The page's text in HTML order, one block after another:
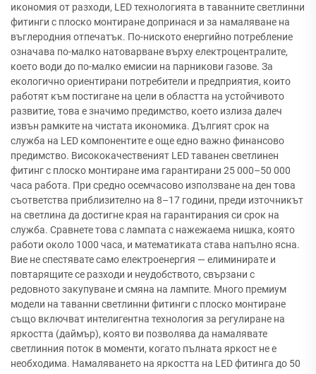
икономия от разходи, LED технологията в таванните светлинни
фитинги с плоско монтиране допринася и за намаляване на
въглеродния отпечатък. По-ниското енергийно потребление
означава по-малко натоварване върху електроцентралите,
което води до по-малко емисии на парникови газове. За
екологично ориентирани потребители и предприятия, които
работят към постигане на цели в областта на устойчивото
развитие, това е значимо предимство, което излиза далеч
извън рамките на чистата икономика. Дългият срок на
служба на LED компонентите е още едно важно финансово
предимство. Висококачественият LED таванен светлинен
фитинг с плоско монтиране има гарантирани 25 000–50 000
часа работа. При средно осемчасово използване на ден това
съответства приблизително на 8–17 години, преди източникът
на светлина да достигне края на гарантирания си срок на
служба. Сравнете това с лампата с нажежаема нишка, която
работи около 1000 часа, и математиката става напълно ясна.
Вие не спестявате само електроенергия — елиминирате и
повтарящите се разходи и неудобството, свързани с
редовното закупуване и смяна на лампите. Много премиум
модели на таванни светлинни фитинги с плоско монтиране
също включват интелигентна технология за регулиране на
яркостта (даймър), която ви позволява да намалявате
светлинния поток в моменти, когато пълната яркост не е
необходима. Намаляването на яркостта на LED фитинга до 50